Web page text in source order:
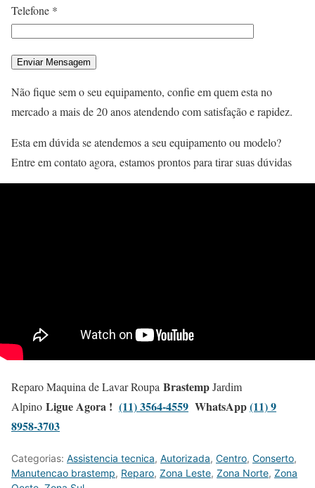
Telefone *
Não fique sem o seu equipamento, confie em quem esta no
mercado a mais de 20 anos atendendo com satisfação e rapidez.
Esta em dúvida se atendemos a seu equipamento ou modelo?
Entre em contato agora, estamos prontos para tirar suas dúvidas
Reparo Maquina de Lavar Roupa BrastempJardim
Alpino Ligue Agora ! (11) 3564-4559 WhatsApp(11) 9
8958-3703
Categorias: Assistencia tecnica, Autorizada, Centro, Conserto,
Manutencao brastemp, Reparo, Zona Leste, Zona Norte, Zona